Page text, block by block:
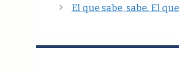
El que sabe, sabe. El